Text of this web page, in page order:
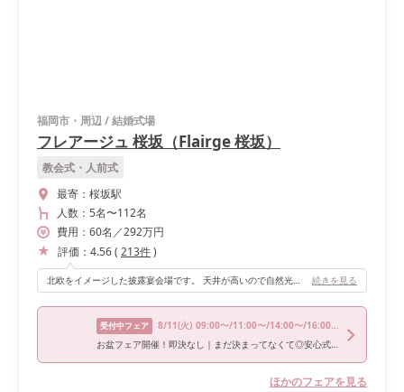
福岡市・周辺/結婚式場
フレアージュ 桜坂（Flairge 桜坂）
教会式・人前式
最寄： 桜坂駅
人数： 5名〜112名
費用： 60名 ／292万円
評価： 4.56( 213件)
北欧をイメージした披露宴会場です。 天井が高いので自然光が差し込むと、照明とはまた違ったあたたかい雰囲気になるのがポイントです。 続きを見る
受付中フェア 8/11(火) 09:00〜/11:00〜/14:00〜/16:00〜/18:00〜
お盆フェア開催！即決なし｜まだ決まってなくて◎安心式場相談会
ほかのフェアを見る